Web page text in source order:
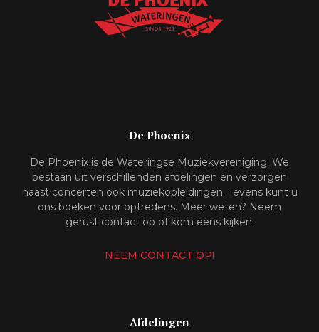
De Phoenix
De Phoenix is de Wateringse Muziekvereniging. We
bestaan uit verschillenden afdelingen en verzorgen
naast concerten ook muziekopleidingen. Tevens kunt u
ons boeken voor optredens. Meer weten? Neem
gerust contact op of kom eens kijken.
NEEM CONTACT OP!
Afdelingen